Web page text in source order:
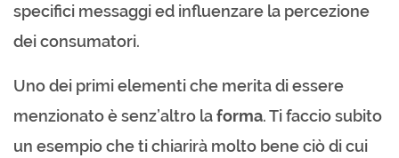
specifici messaggi ed influenzare la percezione
dei consumatori.
Uno dei primi elementi che merita di essere
menzionato è senz’altro laforma. Ti faccio subito
un esempio che ti chiarirà molto bene ciò di cui